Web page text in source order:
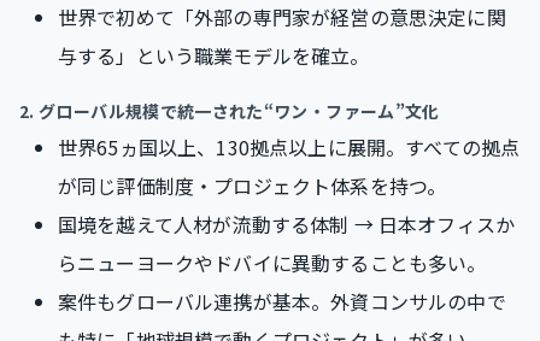
世界で初めて「外部の専門家が経営の意思決定に関
与する」という職業モデルを確立。
2. グローバル規模で統一された“ワン・ファーム”文化
世界65ヵ国以上、130拠点以上に展開。すべての拠点
が同じ評価制度・プロジェクト体系を持つ。
国境を越えて人材が流動する体制 → 日本オフィスか
らニューヨークやドバイに異動することも多い。
案件もグローバル連携が基本。外資コンサルの中で